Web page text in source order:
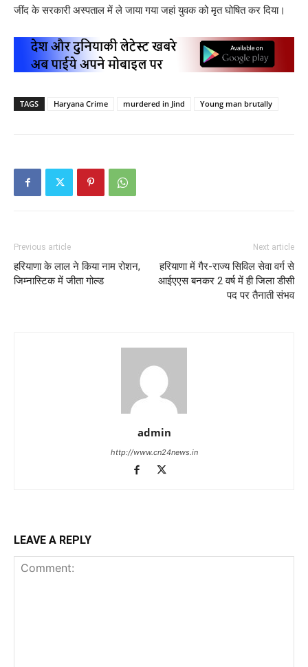
जींद के सरकारी अस्पताल में ले जाया गया जहां युवक को मृत घोषित कर दिया।
TAGS Haryana Crime murdered in Jind Young man brutally
Previous article
हरियाणा के लाल ने किया नाम रोशन,
जिम्नास्टिक में जीता गोल्ड
Next article
हरियाणा में गैर-राज्य सिविल सेवा वर्ग‌ से
आईएएस बनकर 2 वर्ष में ही जिला डीसी
पद पर तैनाती‌ संभव
admin
http://www.cn24news.in
LEAVE A REPLY